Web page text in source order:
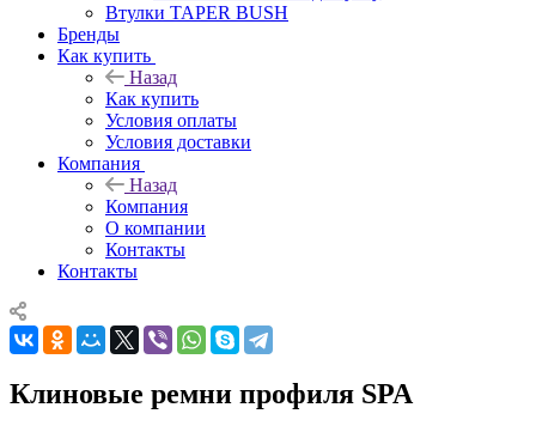
Втулки TAPER BUSH
Бренды
Как купить
Назад
Как купить
Условия оплаты
Условия доставки
Компания
Назад
Компания
О компании
Контакты
Контакты
Клиновые ремни профиля SPA